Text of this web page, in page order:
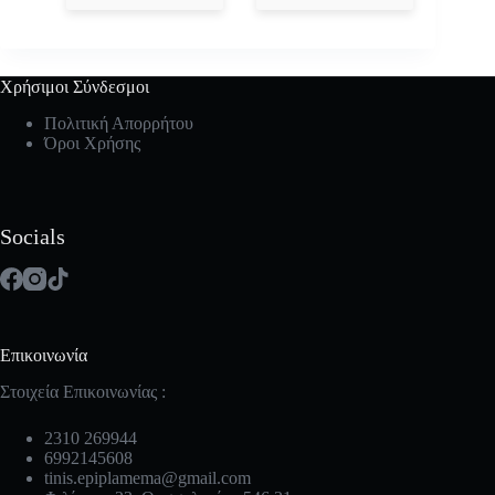
Χρήσιμοι Σύνδεσμοι
Πολιτική Απορρήτου
Όροι Χρήσης
Socials
Επικοινωνία
Στοιχεία Επικοινωνίας :
2310 269944
6992145608
tinis.epiplamema@gmail.com